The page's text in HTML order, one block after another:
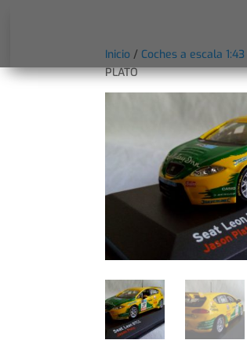
Inicio / Coches a escala
PLATO